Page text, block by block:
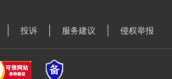
投诉 服务建议 侵权举报